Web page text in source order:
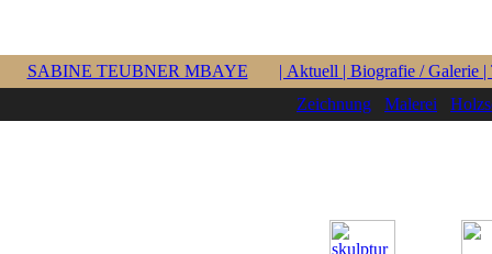
SABINE TEUBNER MBAYE | Aktuell | Biografie / Galerie |
Zeichnung
Malerei